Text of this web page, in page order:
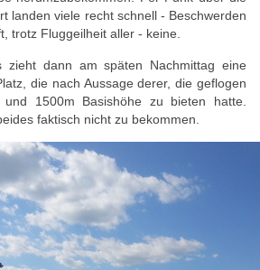
landen viele recht schnell - Beschwerden
trotz Fluggeilheit aller - keine.
zieht dann am späten Nachmittag eine
die nach Aussage derer, die geflogen
1500m Basishöhe zu bieten hatte.
faktisch nicht zu bekommen.